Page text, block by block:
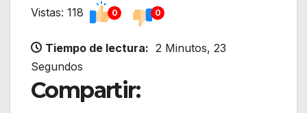
Vistas: 118 0 0
Tiempo de lectura: 2 Minutos, 23
Segundos
Compartir: